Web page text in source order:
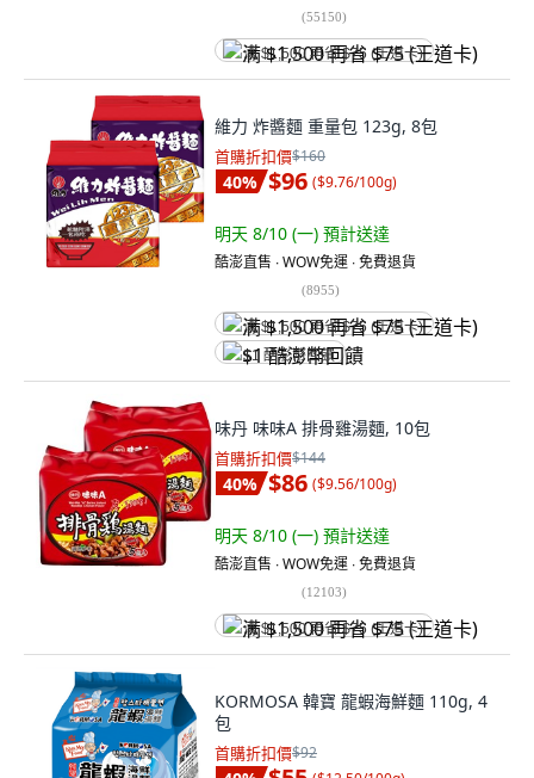
(55150)
满 $1,500 再省 $75 (王道卡)
維力 炸醬麵 重量包 123g, 8包
首購折扣價$160
40% $96 ($9.76/100g)
明天 8/10 (一) 預計送達
酷澎直售 ∙ WOW免運 ∙ 免費退貨
(8955)
满 $1,500 再省 $75 (王道卡)
$1 酷澎幣回饋
味丹 味味A 排骨雞湯麵, 10包
首購折扣價$144
40% $86 ($9.56/100g)
明天 8/10 (一) 預計送達
酷澎直售 ∙ WOW免運 ∙ 免費退貨
(12103)
满 $1,500 再省 $75 (王道卡)
KORMOSA 韓寶 龍蝦海鮮麵 110g, 4
包
首購折扣價$92